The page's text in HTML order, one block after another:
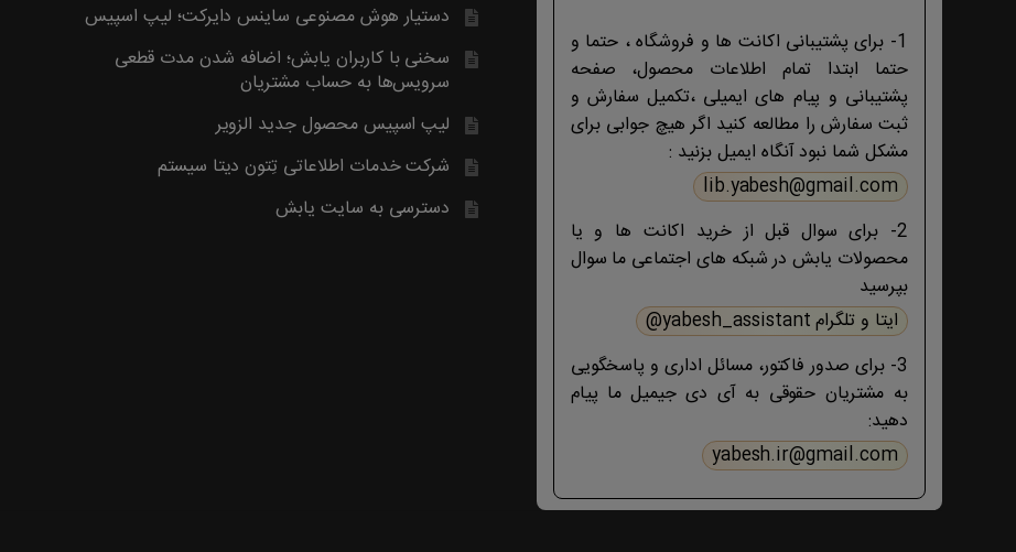
1- برای پشتیبانی اکانت ها و فروشگاه ، حتما و
حتما ابتدا تمام اطلاعات محصول، صفحه
پشتیبانی و پیام های ایمیلی ،تکمیل سفارش و
ثبت سفارش را مطالعه کنید اگر هیچ جوابی برای
مشکل شما نبود آنگاه ایمیل بزنید :
lib.yabesh@gmail.com
2- برای سوال قبل از خرید اکانت ها و یا
محصولات یابش در شبکه های اجتماعی ما سوال
بپرسید
ایتا و تلگرام yabesh_assistant@
3- برای صدور فاکتور، مسائل اداری و پاسخگویی
به مشتریان حقوقی به آی دی جیمیل ما پیام
دهید:
yabesh.ir@gmail.com
دستیار هوش مصنوعی ساینس دایرکت؛ لیپ اسپیس
سخنی با کاربران یابش؛ اضافه شدن مدت قطعی
سرویس‌ها به حساب مشتریان
لیپ اسپیس محصول جدید الزویر
شرکت خدمات اطلاعاتی تِتون دیتا سیستم
دسترسی به سایت یابش
روش ارتباط با ما در پایین صفحات یابش درچ شده است، مطابق موضوع با
ما تماس بگیرید. با تشکر